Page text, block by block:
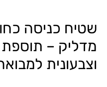
שטיח כניסה
מדליק –
וצבעונית